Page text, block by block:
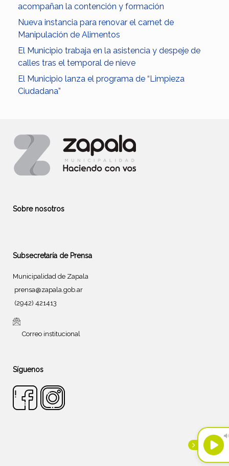
acompañan la contención y formación
Nueva instancia para renovar el carnet de
Manipulación de Alimentos
El Municipio trabaja en la asistencia y despeje de
calles tras el temporal de nieve
El Municipio lanza el programa de “Limpieza
Ciudadana”
Sobre nosotros
Subsecretaría de Prensa
Municipalidad de Zapala
prensa@zapala.gob.ar
(2942) 421413
Correo institucional
Síguenos